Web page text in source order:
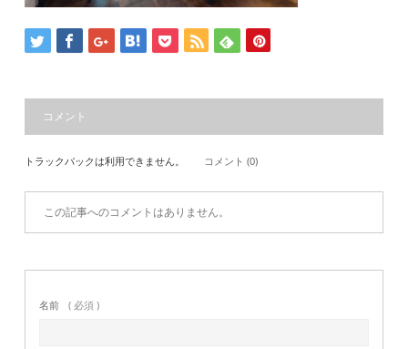
コメント
トラックバックは利用できません。 コメント (0)
この記事へのコメントはありません。
名前 ( 必須 )